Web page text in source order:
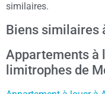
similaires.
Biens similaires
Appartements à
limitrophes de